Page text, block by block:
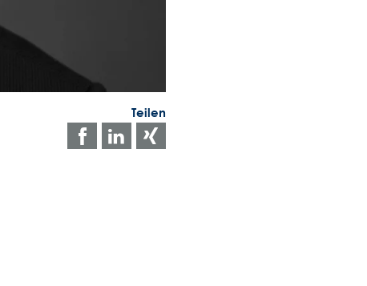
Teilen
Auf
Auf